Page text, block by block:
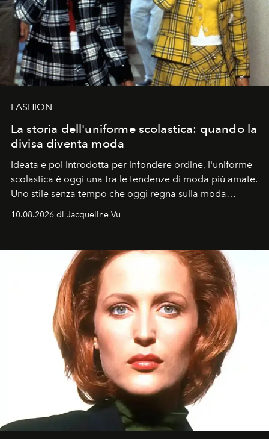
FASHION
La storia dell'uniforme scolastica: quando la
divisa diventa moda
Ideata e poi introdotta per infondere ordine, l'uniforme
scolastica è oggi una tra le tendenze di moda più amate.
Uno stile senza tempo che oggi regna sulla moda
tradizionale e sulla cultura pop.
10.08.2026 di Jacqueline Vu